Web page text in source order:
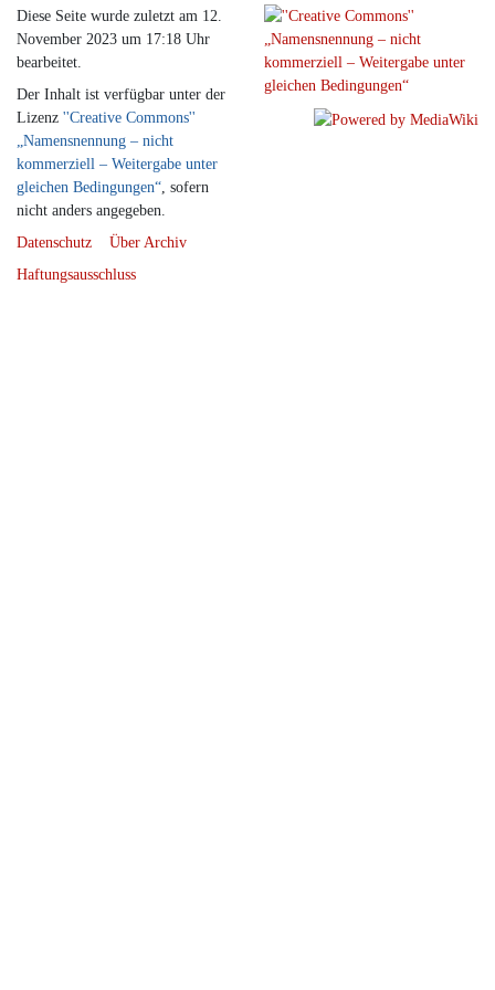
Diese Seite wurde zuletzt am 12.
November 2023 um 17:18 Uhr
bearbeitet.
Der Inhalt ist verfügbar unter der
Lizenz ''Creative Commons''
„Namensnennung – nicht
kommerziell – Weitergabe unter
gleichen Bedingungen“, sofern
nicht anders angegeben.
Datenschutz
Über Archiv
Haftungsausschluss